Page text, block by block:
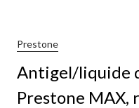
Prestone
Antigel/liquide
Prestone MAX,